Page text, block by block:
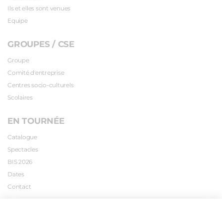
Ils et elles sont venues
Equipe
GROUPES / CSE
Groupe
Comité d'entreprise
Centres socio-culturels
Scolaires
EN TOURNÉE
Catalogue
Spectacles
BIS 2026
Dates
Contact